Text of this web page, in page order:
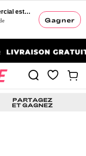
Gagner
ROMWE - Votre e-centre commercial esthétique